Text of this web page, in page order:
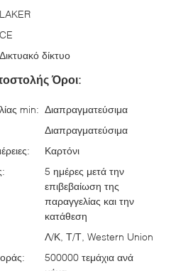
LAKER
CE
Δικτυακό δίκτυο
Όροι:
min: Διαπραγματεύσιμα
Διαπραγματεύσιμα
Καρτόνι
5 ημέρες μετά την
επιβεβαίωση της
παραγγελίας και την
κατάθεση
Λ/Κ, Τ/Τ, Western Union
500000 τεμάχια ανά